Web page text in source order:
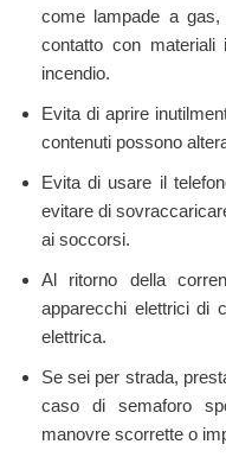
come lampade a
contatto con materiali
incendio.
Evita di aprire
contenuti possono
Evita di usare il
evitare di
ai soccorsi.
Al ritorno della
apparecchi elettrici di
elettrica.
Se sei per strada,
caso di semaforo
manovre scorrette o